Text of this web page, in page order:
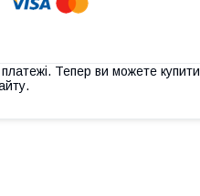
платежі. Тепер ви можете купити